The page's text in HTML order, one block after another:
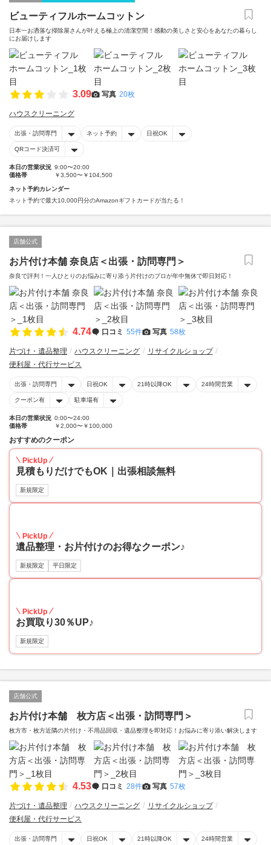
ビューティフルホームコットン
日本一お洒落な掃除屋さんが叶える極上の清潔空間！感動の美しさと安心をあなたの暮らし
にお届けします
3.09 写真 20枚
ハウスクリーニング
出張・訪問専門 ネット予約 日祝OK
QRコード決済可
本日の営業状況 9:00〜20:00
価格帯
￥3,500〜￥104,500
ネット予約カレンダー
ネット予約で最大10,000円分のAmazonギフトカードが当たる！
店舗公式
お片付け本舗 奈良店＜出張・訪問専門＞
奈良で評判！一人ひとりのお悩みに寄り添う片付けのプロが年中無休で即日対応！
4.74 口コミ 55件 写真 58枚
片づけ・遺品整理 ハウスクリーニング
リサイクルショップ
便利屋・代行サービス
出張・訪問専門 日祝OK 21時以降OK 24時間営業
クーポン有 駐車場有
本日の営業状況 0:00〜24:00
価格帯
￥2,000〜￥100,000
おすすめのクーポン
PickUp
見積もりだけでもOK｜出張相談無料
新規限定
PickUp
遺品整理・お片付けのお得なクーポン♪
新規限定 平日限定
PickUp
お買取り30％UP♪
新規限定
店舗公式
お片付け本舗 枚方店＜出張・訪問専門＞
枚方市・枚方近隣の片付け・不用品回収・遺品整理を即対応！お悩みに寄り添い解決します
4.53 口コミ 28件 写真 57枚
片づけ・遺品整理 ハウスクリーニング
リサイクルショップ
便利屋・代行サービス
出張・訪問専門 日祝OK 21時以降OK 24時間営業